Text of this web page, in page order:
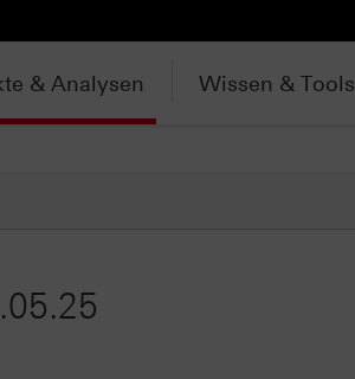
& Analysen Wissen & Tools